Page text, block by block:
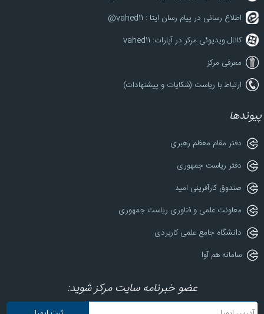
اطلاع رسانی در پیام رسان ایتا : vahed11@
کانال ویدیوئی مرکز در آپارات: vahed11
معرفی مرکز
ارتباط با ریاست (شکایات و پیشنهادات)
پیوندها
دفتر مقام معظم رهبری
دفتر ریاست جمهوری
صندوق کارآفرینی امید
معاونت علمی و فناوری ریاست جمهوری
دانشگاه جامع علمی کاربردی
سامانه هم آوا
عضو خبرنامه سایت مرکز شوید: